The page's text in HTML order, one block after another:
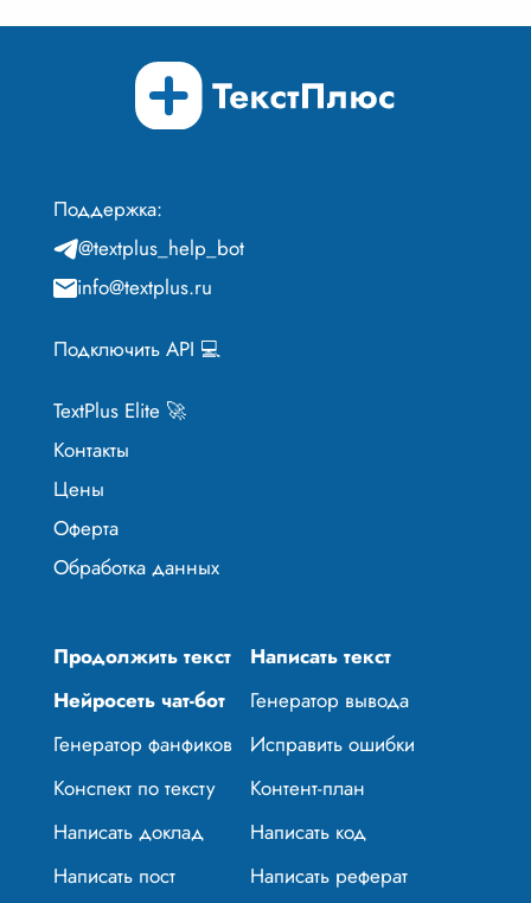
Поддержка:
@textplus_help_bot
info@textplus.ru
Подключить API 💻
TextPlus Elite 🚀
Контакты
Цены
Оферта
Обработка данных
Продолжить текст
Написать текст
Нейросеть чат-бот
Генератор вывода
Генератор фанфиков
Исправить ошибки
Конспект по тексту
Контент-план
Написать доклад
Написать код
Написать пост
Написать реферат